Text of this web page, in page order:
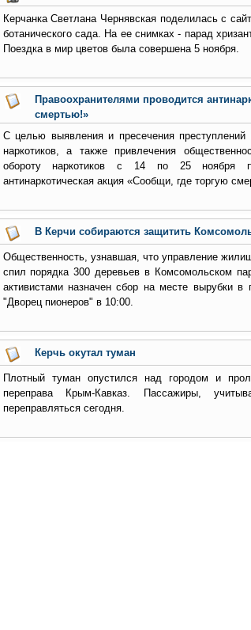
Керчанка Светлана Чернявская поделилась с
ботанического сада. На ее снимках - парад
Поездка в мир цветов была совершена 5 ноября.
Правоохранителями проводится
смертью!»
С целью выявления и пресечения
наркотиков, а также привлечения
обороту наркотиков с 14 по 25 ноября
антинаркотическая акция «Сообщи, где торгую
В Керчи собираются защитить
Общественность, узнавшая, что управление
спил порядка 300 деревьев в Комсомольском
активистами назначен сбор на месте вырубки в
"Дворец пионеров" в 10:00.
Керчь окутал туман
Плотный туман опустился над городом и
переправа Крым-Кавказ. Пассажиры,
переправляться сегодня.